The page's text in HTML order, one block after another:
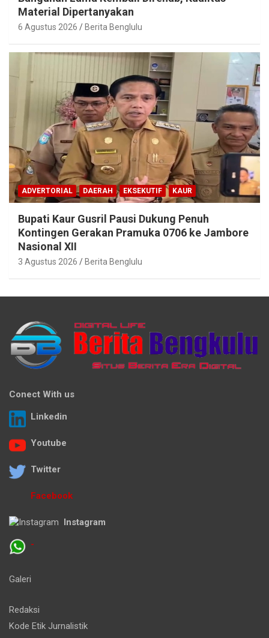
Material Dipertanyakan
6 Agustus 2026 Berita Benglulu
ADVERTORIAL DAERAH EKSEKUTIF KAUR
Bupati Kaur Gusril Pausi Dukung Penuh
Kontingen Gerakan Pramuka 0706 ke Jambore
Nasional XII
3 Agustus 2026 Berita Benglulu
Conect With us
Linkedin
Youtube
Twitter
Facebook
Instagram
Galeri
Redaksi
Kode Etik Jurnalistik